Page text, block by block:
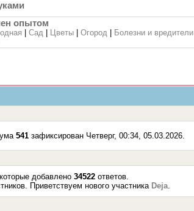
опытом
Сад Цветы Огород Болезни и вредители
541 зафиксирован Четверг, 00:34, 05.03.2026.
добавлено 34522 ответов.
Приветствуем нового участника Deja.